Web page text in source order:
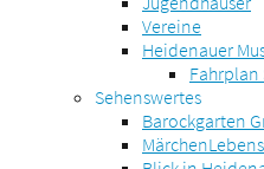
Vereine
Heidenauer
Fahrplan
Sehenswertes
Barockgarten